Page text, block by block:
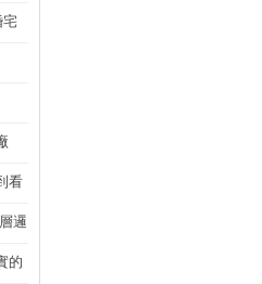
宅
看
邏
的